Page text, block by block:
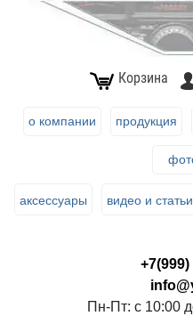
Корзина
о компании продукция
аксессуары видео и статьи
+7(999)
Пн-Пт: с 10:00